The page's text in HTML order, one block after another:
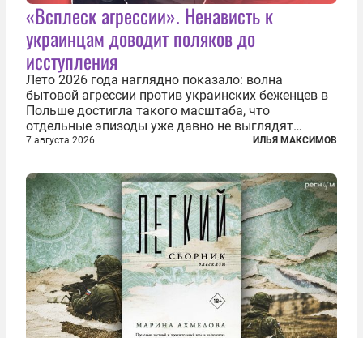
«Всплеск агрессии». Ненависть к
украинцам доводит поляков до
исступления
Лето 2026 года наглядно показало: волна
бытовой агрессии против украинских беженцев в
Польше достигла такого масштаба, что
отдельные эпизоды уже давно не выглядят
случайными. Поляки, судя по происходящему,
буквально теряют рассудок от ненависти к
украинским беженцам, и каждый новый случай
по-своему...
7 августа 2026 ИЛЬЯ МАКСИМОВ